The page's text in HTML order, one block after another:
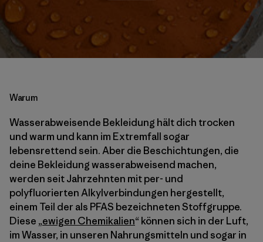
Warum
Wasserabweisende Bekleidung hält dich trocken
und warm und kann im Extremfall sogar
lebensrettend sein. Aber die Beschichtungen, die
deine Bekleidung wasserabweisend machen,
werden seit Jahrzehnten mit per- und
polyfluorierten Alkylverbindungen hergestellt,
einem Teil der als PFAS bezeichneten Stoffgruppe.
Diese „ewigen Chemikalien“ können sich in der Luft,
im Wasser, in unseren Nahrungsmitteln und sogar in